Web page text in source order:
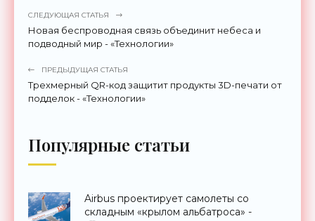
СЛЕДУЮЩАЯ СТАТЬЯ
Новая беспроводная связь объединит небеса и
подводный мир - «Технологии»
ПРЕДЫДУЩАЯ СТАТЬЯ
Трехмерный QR-код защитит продукты 3D-печати от
подделок - «Технологии»
Популярные статьи
Airbus проектирует самолеты со
складным «крылом альбатроса» -